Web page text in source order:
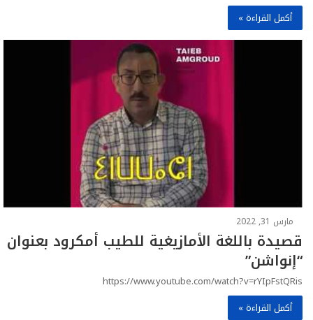
أكمل القراءة »
مارس 31, 2022
قصيدة باللغة الأمازيغية للطيب أمكرود بعنوان
“إنواشن”
https://www.youtube.com/watch?v=rYIpFstQRis
أكمل القراءة »